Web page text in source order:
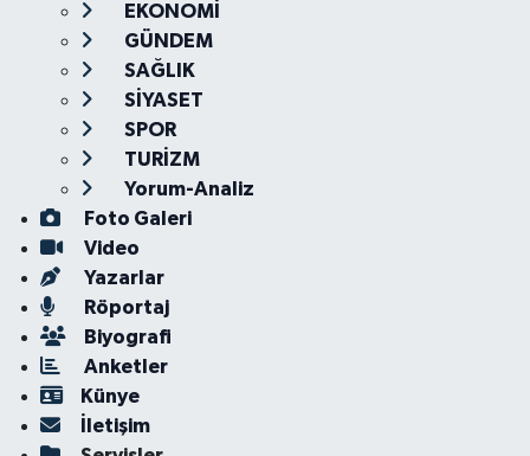
EKONOMİ
GÜNDEM
SAĞLIK
SİYASET
SPOR
TURİZM
Yorum-Analiz
Foto Galeri
Video
Yazarlar
Röportaj
Biyografi
Anketler
Künye
İletişim